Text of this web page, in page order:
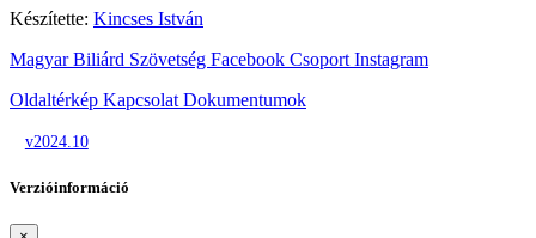
Készítette: Kincses István
Magyar Biliárd Szövetség Facebook Csoport Instagram
Oldaltérkép Kapcsolat Dokumentumok
v2024.10
Verzióinformáció